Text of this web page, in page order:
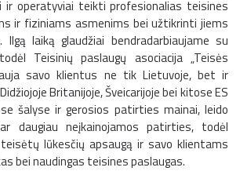
operatyviai teikti profesionalias teisines
ir fiziniams asmenims bei užtikrinti jiems
Ilgą laiką glaudžiai bendradarbiaujame su
Teisinių paslaugų asociacija „Teisės
savo klientus ne tik Lietuvoje, bet ir
Britanijoje, Šveicarijoje bei kitose ES
šalyse ir gerosios patirties mainai, leido
daugiau neįkainojamos patirties, todėl
lūkesčių apsaugą ir savo klientams
bei naudingas teisines paslaugas.